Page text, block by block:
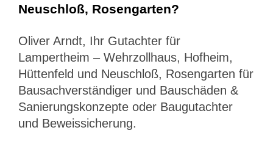
Neuschloß, Rosengarten?
Oliver Arndt, Ihr Gutachter für
Lampertheim – Wehrzollhaus, Hofheim,
Hüttenfeld und Neuschloß, Rosengarten für
Bausachverständiger und Bauschäden &
Sanierungskonzepte oder Baugutachter
und Beweissicherung.